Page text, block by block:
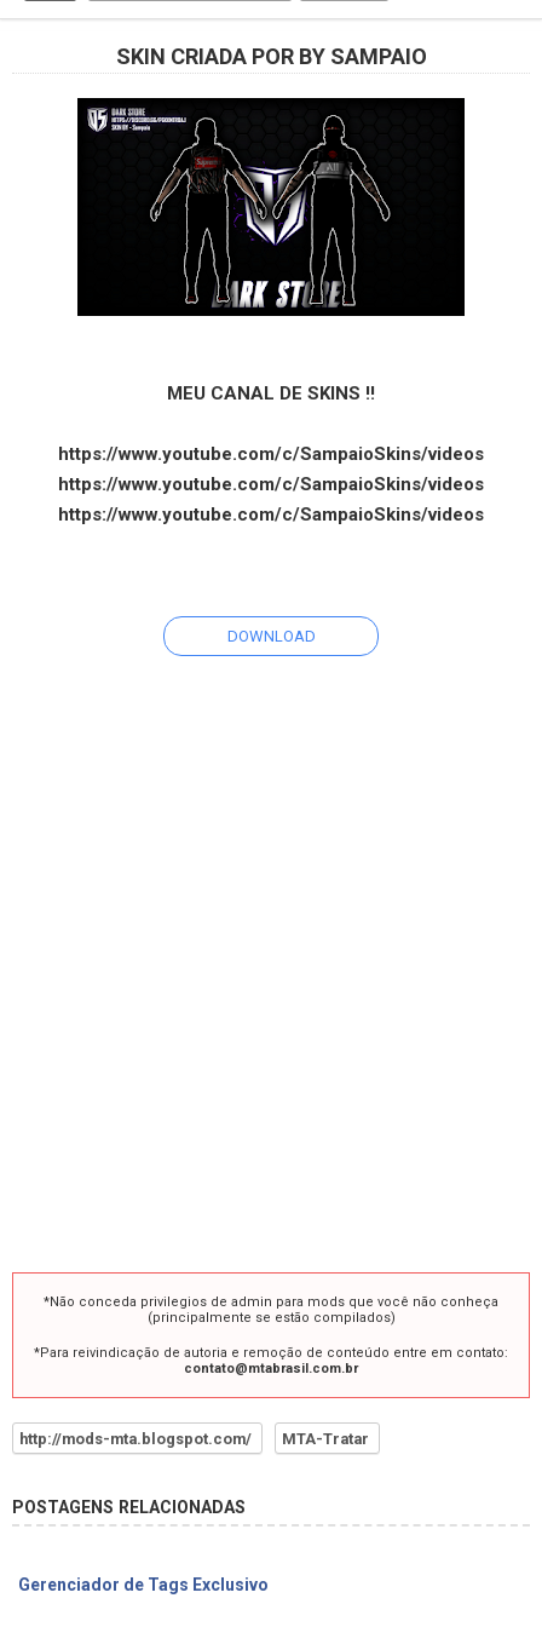
SKIN CRIADA POR BY SAMPAIO
MEU CANAL DE SKINS !!
https://www.youtube.com/c/SampaioSkins/videos
https://www.youtube.com/c/SampaioSkins/videos
https://www.youtube.com/c/SampaioSkins/videos
DOWNLOAD
*Não conceda privilegios de admin para mods que você não conheça
(principalmente se estão compilados)
*Para reivindicação de autoria e remoção de conteúdo entre em contato:
contato@mtabrasil.com.br
http://mods-mta.blogspot.com/ MTA-Tratar
POSTAGENS RELACIONADAS
Gerenciador de Tags Exclusivo